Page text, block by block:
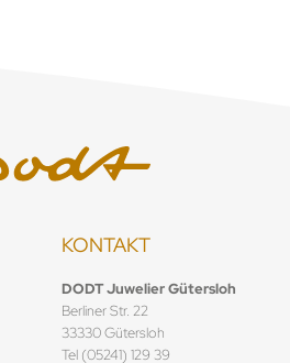
KONTAKT
DODT Juwelier Gütersloh
Berliner Str. 22
33330 Gütersloh
Tel (05241) 129 39